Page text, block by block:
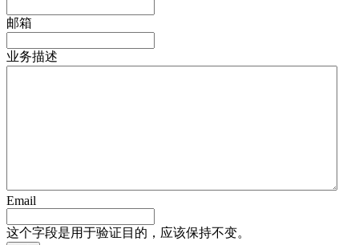
邮箱
业务描述
Email
这个字段是用于验证目的，应该保持不变。